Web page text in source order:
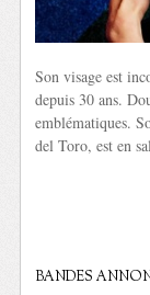
Son visage est
depuis 30 ans.
emblématiques.
del Toro, est en
BANDES